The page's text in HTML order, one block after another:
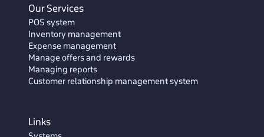
Links
Our Services
POS system
Inventory management
Expense management
Manage offers and rewards
Managing reports
Customer relationship management system